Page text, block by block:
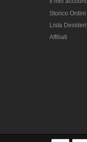
Storico Ordini
Lista Desideri
Affiliati